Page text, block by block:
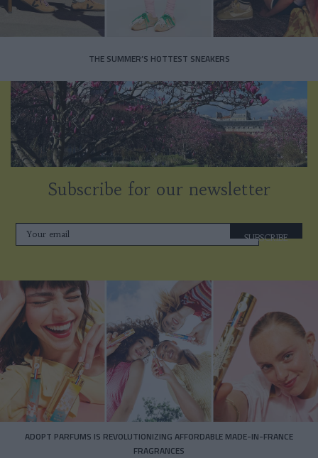
THE SUMMER’S HOTTEST SNEAKERS
Subscribe for our newsletter
SUBSCRIBE
ADOPT PARFUMS IS REVOLUTIONIZING AFFORDABLE MADE-IN-FRANCE
FRAGRANCES